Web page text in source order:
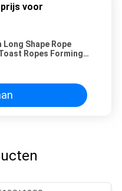
voor
Long Shape Rope
Ropes Forming